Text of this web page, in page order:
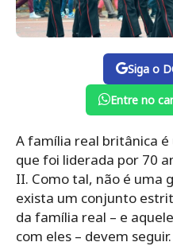
Siga o
Entre no
A família real britânica
que foi liderada por 70
II. Como tal, não é uma
exista um conjunto
da família real – e
com eles – devem seguir.